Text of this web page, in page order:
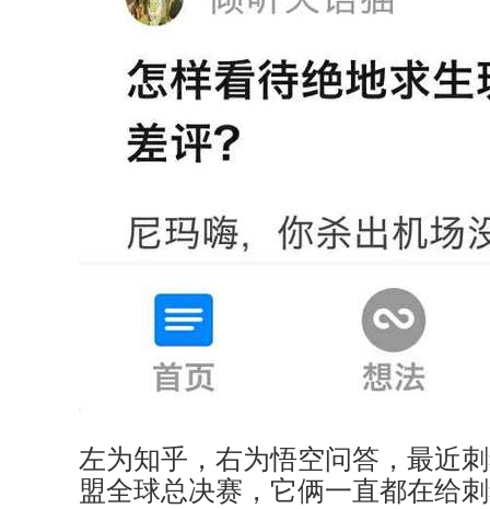
左为知乎，右为悟空问答，最近
盟全球总决赛，它俩一直都在给